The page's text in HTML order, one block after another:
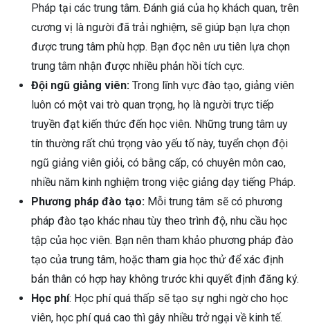
Pháp tại các trung tâm. Đánh giá của họ khách quan, trên
cương vị là người đã trải nghiệm, sẽ giúp bạn lựa chọn
được trung tâm phù hợp. Bạn đọc nên ưu tiên lựa chọn
trung tâm nhận được nhiều phản hồi tích cực.
Đội ngũ giảng viên: Trong lĩnh vực đào tạo, giảng viên
luôn có một vai trò quan trọng, họ là người trực tiếp
truyền đạt kiến thức đến học viên. Những trung tâm uy
tín thường rất chú trọng vào yếu tố này, tuyển chọn đội
ngũ giảng viên giỏi, có bằng cấp, có chuyên môn cao,
nhiều năm kinh nghiệm trong việc giảng dạy tiếng Pháp.
Phương pháp đào tạo: Mỗi trung tâm sẽ có phương
pháp đào tạo khác nhau tùy theo trình độ, nhu cầu học
tập của học viên. Bạn nên tham khảo phương pháp đào
tạo của trung tâm, hoặc tham gia học thử để xác định
bản thân có hợp hay không trước khi quyết định đăng ký.
Học phí: Học phí quá thấp sẽ tạo sự nghi ngờ cho học
viên, học phí quá cao thì gây nhiều trở ngại về kinh tế.